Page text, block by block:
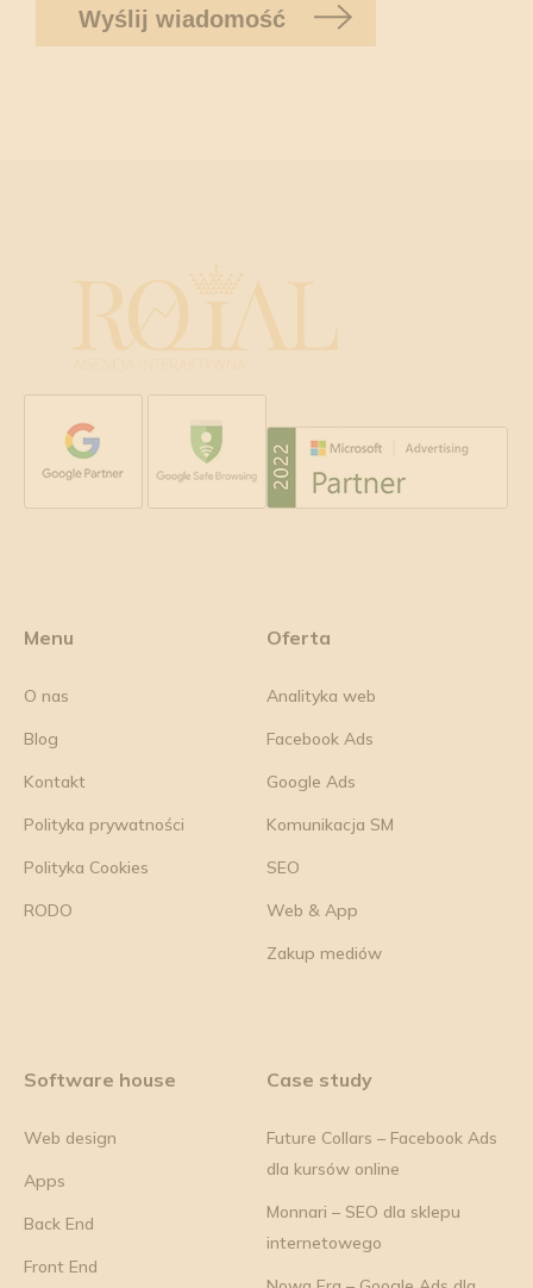
Menu
O nas
Blog
Kontakt
Polityka prywatności
Polityka Cookies
RODO
Oferta
Analityka web
Facebook Ads
Google Ads
Komunikacja SM
SEO
Web & App
Zakup mediów
Software house
Web design
Apps
Back End
Front End
Case study
Future Collars – Facebook Ads
dla kursów online
Monnari – SEO dla sklepu
internetowego